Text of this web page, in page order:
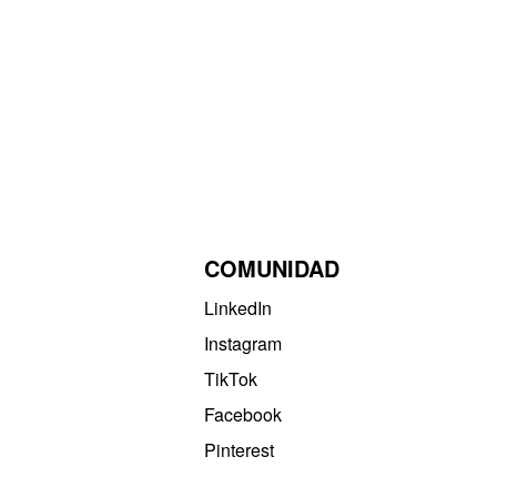
COMUNIDAD
LinkedIn
Instagram
TikTok
Facebook
Pinterest